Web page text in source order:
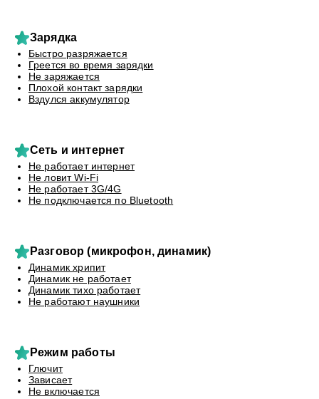
Зарядка
Быстро разряжается
Греется во время зарядки
Не заряжается
Плохой контакт зарядки
Вздулся аккумулятор
Сеть и интернет
Не работает интернет
Не ловит Wi-Fi
Не работает 3G/4G
Не подключается по Bluetooth
Разговор (микрофон, динамик)
Динамик хрипит
Динамик не работает
Динамик тихо работает
Не работают наушники
Режим работы
Глючит
Зависает
Не включается